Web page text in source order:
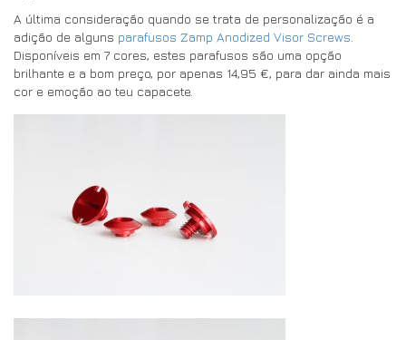
A última consideração quando se trata de personalização é a
adição de alguns parafusos Zamp Anodized Visor Screws
Disponíveis em 7 cores, estes parafusos são uma opção
brilhante e a bom preço, por apenas 14,95 €, para dar ainda mais
cor e emoção ao teu capacete.